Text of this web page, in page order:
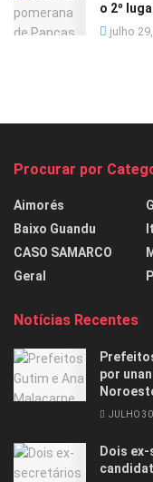
o 2º
julho
Procurar por
Aimorés
Baixo Guandu
CASO SAMARCO
Geral
Notícias Recentes
por
JULHO
Dois